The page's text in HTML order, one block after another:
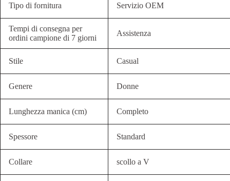
Tipo di fornitura Servizio OEM
Tempi di consegna per
ordini campione di 7 giorni
Assistenza
Stile Casual
Genere Donne
Lunghezza manica (cm) Completo
Spessore Standard
Collare scollo a V